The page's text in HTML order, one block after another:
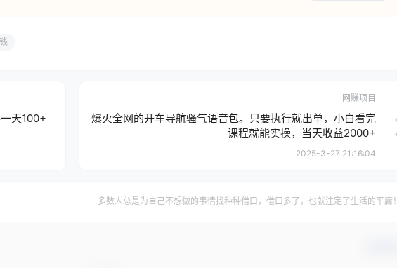
天100+
网赚项目
爆火全网的开车导航骚气语音包。只要执行就出单，小白看完
课程就能实操，当天收益2000+
2025-3-27 21:16:04
多数人总是为自己不想做的事情找种种借口，借口多了，也就注定了生活的平庸！